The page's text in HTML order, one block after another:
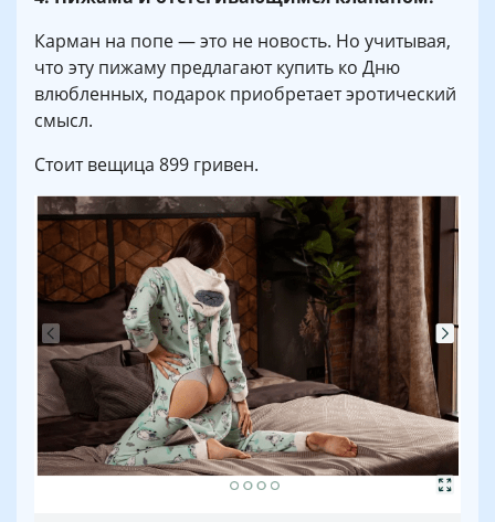
Карман на попе — это не новость. Но учитывая,
что эту пижаму предлагают купить ко Дню
влюбленных, подарок приобретает эротический
смысл.
Стоит вещица 899 гривен.